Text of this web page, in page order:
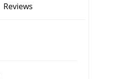
Reviews